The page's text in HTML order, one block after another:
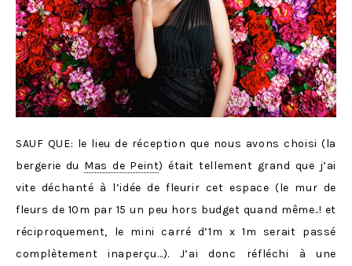
SAUF QUE: le lieu de réception que nous avons choisi (la
bergerie du Mas de Peint) était tellement grand que j’ai
vite déchanté à l’idée de fleurir cet espace (le mur de
fleurs de 10m par 15 un peu hors budget quand même..! et
réciproquement, le mini carré d’1m x 1m serait passé
complètement inaperçu…). J’ai donc réfléchi à une